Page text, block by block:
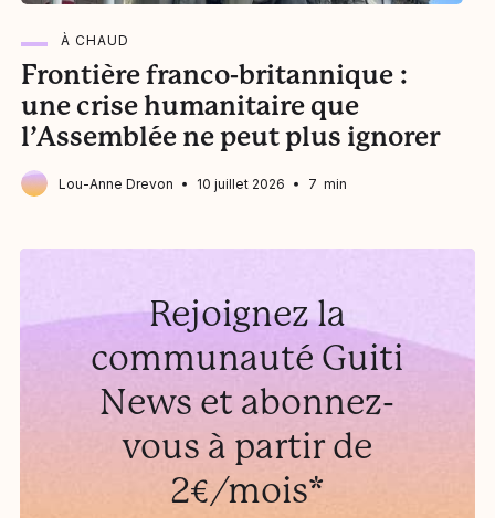
À CHAUD
Frontière franco-britannique :
une crise humanitaire que
l’Assemblée ne peut plus ignorer
Lou-Anne Drevon 10 juillet 2026 7 min
Rejoignez la
communauté Guiti
News et abonnez-
vous à partir de
2€/mois*